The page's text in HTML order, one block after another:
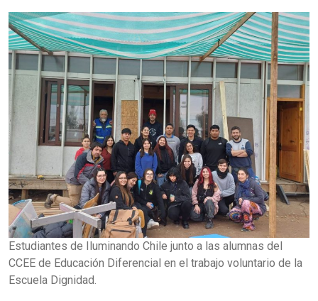
Estudiantes de Iluminando Chile junto a las alumnas del
CCEE de Educación Diferencial en el trabajo voluntario de la
Escuela Dignidad.